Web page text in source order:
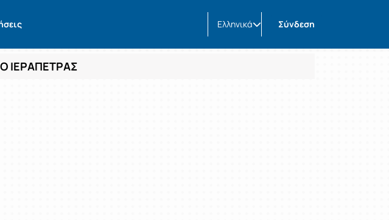
Ελληνικά Σύνδεση
ΙΕΡΑΠΕΤΡΑΣ